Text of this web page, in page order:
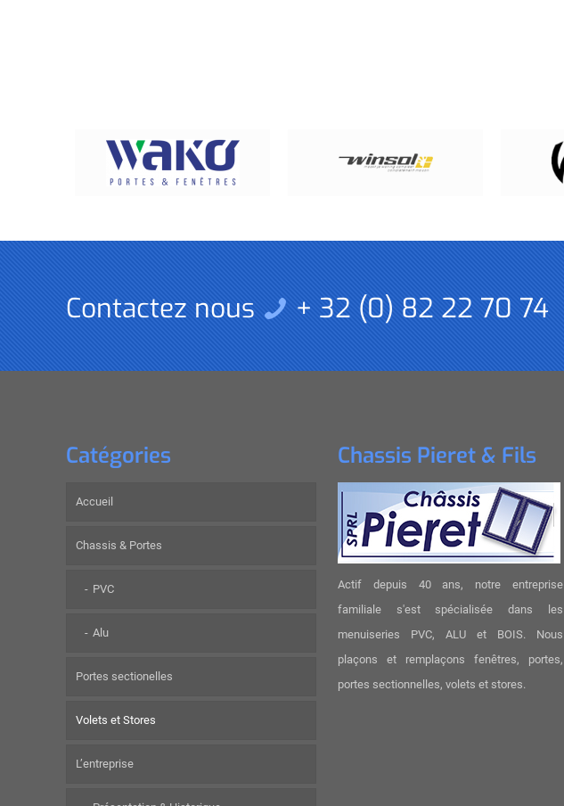
Contactez nous + 32 (0) 82 22 70 74
Catégories
Accueil
Chassis & Portes
PVC
Alu
Portes sectionelles
Volets et Stores
L’entreprise
Chassis Pieret & Fils
Actif depuis 40 ans, notre entreprise
familiale s'est spécialisée dans les
menuiseries PVC, ALU et BOIS. Nous
plaçons et remplaçons fenêtres, portes,
portes sectionnelles, volets et stores.